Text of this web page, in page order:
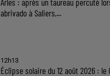
abrivado à Saliers,...
12h13
Éclipse solaire du 12 août 2026 : le